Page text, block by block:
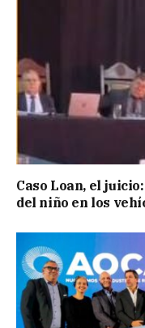
Caso Loan, el
del niño en los